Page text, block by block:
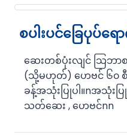
စပါးပင်ခြေပုပ်ရော
ဆေးတစ်ပုံးလျင် သြဘာ
(သို့မဟုတ်) ဟေဗင် ၆၀ စီ
ခန့်အသုံးပြုပါ။nအသုံးပ
သတ်ဆေး , ဟေဗင်nn